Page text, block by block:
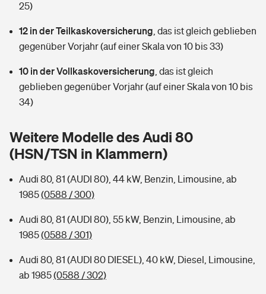
Sie haben Fragen?
Restkreditversicherung
Tools
Hochwasser-Check: Wie gefährdet ist Ihr Haus?
Sie haben Fragen?
Hundehalter-Haftpflicht
Handyversicherung
Private Cyberversicherung
Zur Übersicht
Kinderunfall-Check: Mehr Sicherheit für deine Kids
Zur Übersicht
Tools
Wer versichert was: Jetzt Versicherer finden
Rentenrechner: Wie viel Geld bekomme ich im Alter?
25)
12 in der Teilkaskoversicherung das ist gleich geblieben
gegenüber Vorjahr (auf einer Skala von 10 bis 33)
10 in der Vollkaskoversicherung das ist gleich
geblieben gegenüber Vorjahr (auf einer Skala von 10 bis
34)
Weitere Modelle des Audi 80
(HSN/TSN in Klammern)
Audi 80, 81 (AUDI 80), 44 kW, Benzin, Limousine, ab
1985(0588 / 300)
Audi 80, 81 (AUDI 80), 55 kW, Benzin, Limousine, ab
1985(0588 / 301)
Audi 80, 81 (AUDI 80 DIESEL), 40 kW, Diesel, Limousine,
ab 1985(0588 / 302)